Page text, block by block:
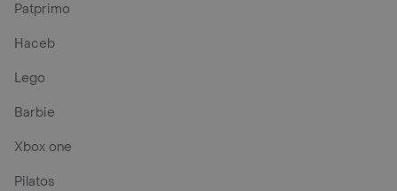
Patprimo
Haceb
Lego
Barbie
Xbox one
Pilatos